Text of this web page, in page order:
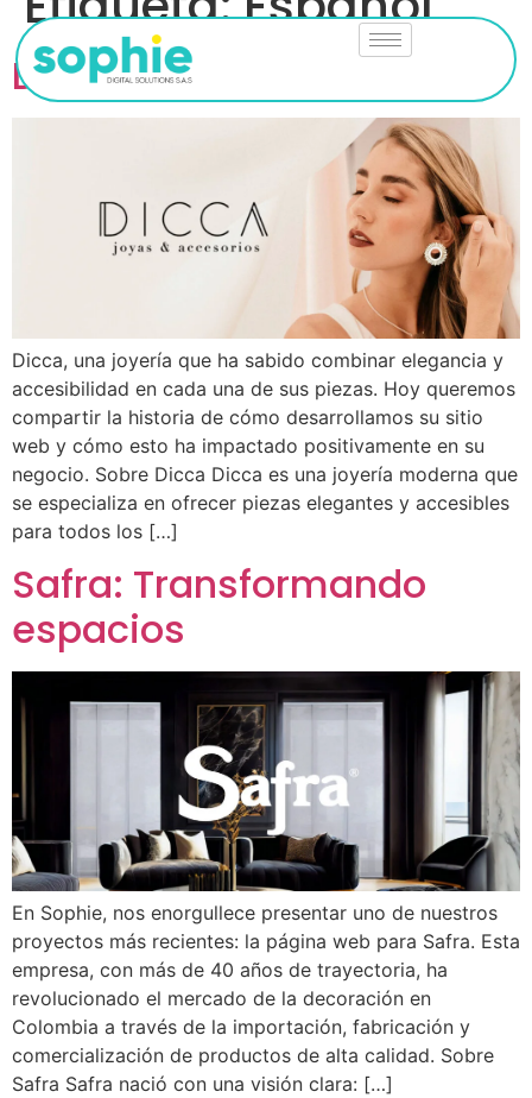
Dicca: Elegancia y estilo
Dicca, una joyería que ha sabido combinar elegancia y
accesibilidad en cada una de sus piezas. Hoy queremos
compartir la historia de cómo desarrollamos su sitio
web y cómo esto ha impactado positivamente en su
negocio. Sobre Dicca Dicca es una joyería moderna que
se especializa en ofrecer piezas elegantes y accesibles
para todos los […]
Safra: Transformando
espacios
En Sophie, nos enorgullece presentar uno de nuestros
proyectos más recientes: la página web para Safra. Esta
empresa, con más de 40 años de trayectoria, ha
revolucionado el mercado de la decoración en
Colombia a través de la importación, fabricación y
comercialización de productos de alta calidad. Sobre
Safra Safra nació con una visión clara: […]